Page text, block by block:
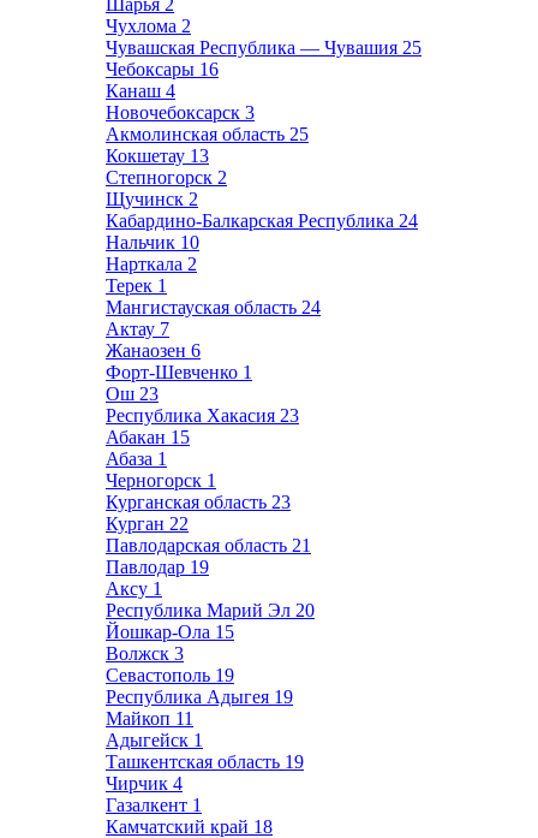
Шарья 2
Чухлома 2
Чувашская Республика — Чувашия 25
Чебоксары 16
Канаш 4
Новочебоксарск 3
Акмолинская область 25
Кокшетау 13
Степногорск 2
Щучинск 2
Кабардино-Балкарская Республика 24
Нальчик 10
Нарткала 2
Терек 1
Мангистауская область 24
Актау 7
Жанаозен 6
Форт-Шевченко 1
Ош 23
Республика Хакасия 23
Абакан 15
Абаза 1
Черногорск 1
Курганская область 23
Курган 22
Павлодарская область 21
Павлодар 19
Аксу 1
Республика Марий Эл 20
Йошкар-Ола 15
Волжск 3
Севастополь 19
Республика Адыгея 19
Майкоп 11
Адыгейск 1
Ташкентская область 19
Чирчик 4
Газалкент 1
Камчатский край 18